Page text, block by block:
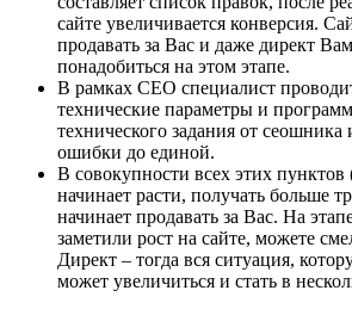
сайте увеличивается конверсия.
продавать за Вас и даже директ
понадобиться на этом этапе.
В рамках СЕО специалист
технические параметры и
технического задания от сеошника
ошибки до единой.
В совокупности всех этих
начинает расти, получать больше
начинает продавать за Вас. На
заметили рост на сайте, можете
Директ – тогда вся ситуация,
может увеличиться и стать в